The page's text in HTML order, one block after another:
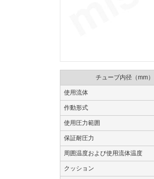
チューブ内径（mm）
使用流体
作動形式
使用圧力範囲
保証耐圧力
周囲温度および使用流体温度
クッション